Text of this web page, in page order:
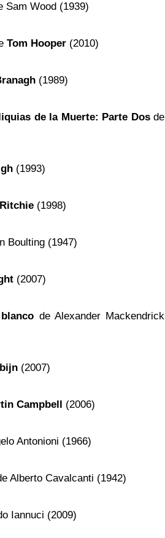
Sam Wood (1939)
Tom Hooper (2010)
(1989)
de la Muerte: Parte Dosde
(1993)
(1998)
Boulting (1947)
(2007)
de Alexander Mackendrick
(2007)
Campbell (2006)
Antonioni (1966)
Alberto Cavalcanti (1942)
Iannuci (2009)